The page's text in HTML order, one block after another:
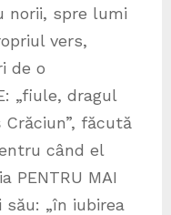
norii, spre lumi
vers,
de o
„fiule, dragul
făcută
când el
PENTRU MAI
„în iubirea